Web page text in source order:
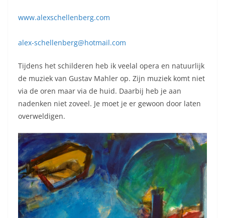
www.alexschellenberg.com
alex-schellenberg@hotmail.com
Tijdens het schilderen heb ik veelal opera en natuurlijk
de muziek van Gustav Mahler op. Zijn muziek komt niet
via de oren maar via de huid. Daarbij heb je aan
nadenken niet zoveel. Je moet je er gewoon door laten
overweldigen.